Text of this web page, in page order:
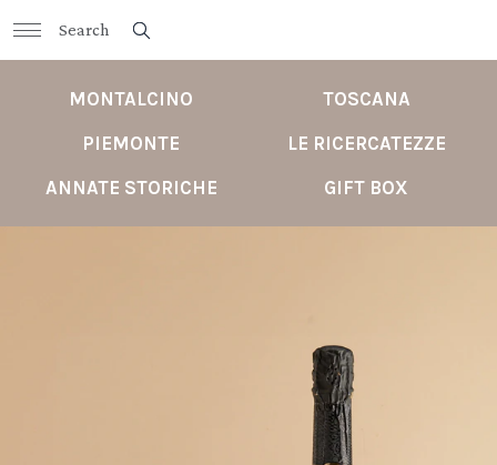
MONTALCINO
TOSCANA
PIEMONTE
LE RICERCATEZZE
ANNATE STORICHE
GIFT BOX